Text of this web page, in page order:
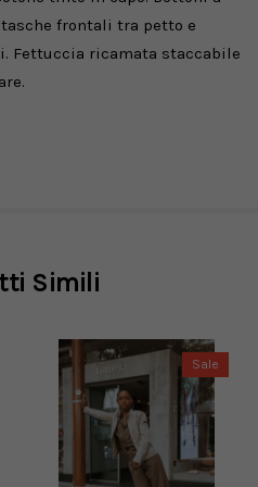
frontali tra petto e
Fettuccia ricamata staccabile
Simili
Sale